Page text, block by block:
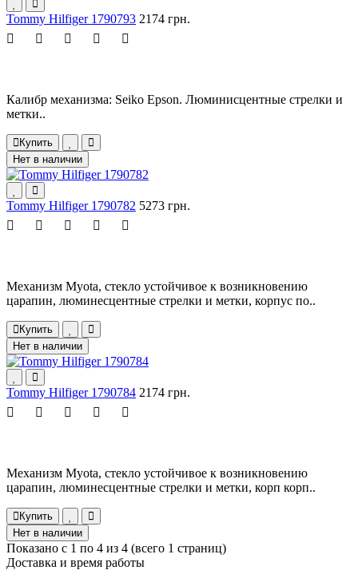
Tommy Hilfiger 1790793 2174 грн.
Калибр механизма: Seiko Epson. Люминисцентные стрелки и
метки..
Купить
Нет в наличии
Tommy Hilfiger 1790782 5273 грн.
Механизм Myota, стекло устойчивое к возникновению
царапин, люминесцентные стрелки и метки, корпус по..
Купить
Нет в наличии
Tommy Hilfiger 1790784 2174 грн.
Механизм Myota, стекло устойчивое к возникновению
царапин, люминесцентные стрелки и метки, корп корп..
Купить
Нет в наличии
Показано с 1 по 4 из 4 (всего 1 страниц)
Доставка и время работы